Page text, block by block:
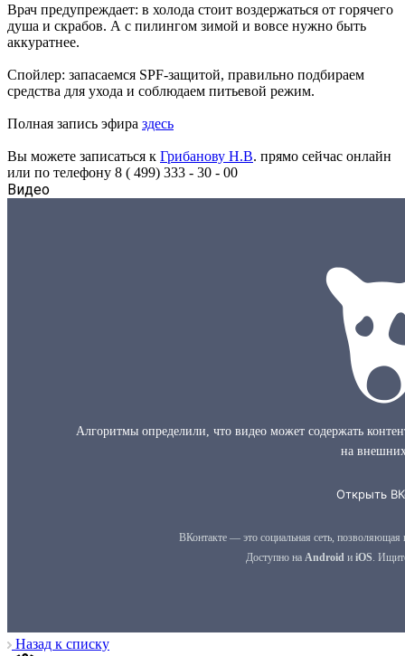
Врач предупреждает: в холода стоит воздержаться от горячего
душа и скрабов. А с пилингом зимой и вовсе нужно быть
аккуратнее.
Спойлер: запасаемся SPF-защитой, правильно подбираем
средства для ухода и соблюдаем питьевой режим.
Полная запись эфира здесь
Вы можете записаться к Грибанову Н.В. прямо сейчас онлайн
или по телефону 8 ( 499) 333 - 30 - 00
Видео
Назад к списку